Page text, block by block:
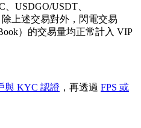
USDGO/USDT、
上述交易對外，閃電交易
）的交易量均正常計入 VIP
與 KYC 認證 ，再透過 FPS 或